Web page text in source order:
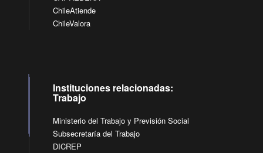
ChileAtiende
ChileValora
Instituciones relacionadas:
Trabajo
Ministerio del Trabajo y Previsión Social
Subsecretaría del Trabajo
DICREP